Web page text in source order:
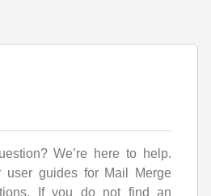
We’re here to help.
user guides for Mail Merge
If you do not find an